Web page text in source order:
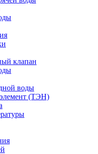
клапан
воды
(ТЭН)